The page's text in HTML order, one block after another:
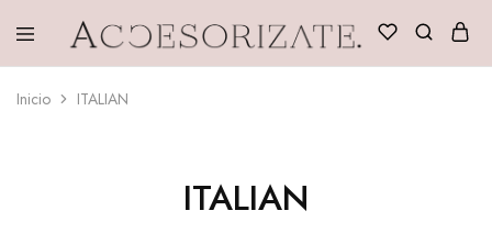
Inicio ITALIAN
ITALIAN